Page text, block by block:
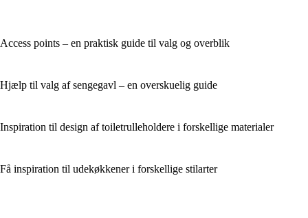
Access points – en praktisk guide til valg og overblik
Hjælp til valg af sengegavl – en overskuelig guide
Inspiration til design af toiletrulleholdere i forskellige materialer
Få inspiration til udekøkkener i forskellige stilarter